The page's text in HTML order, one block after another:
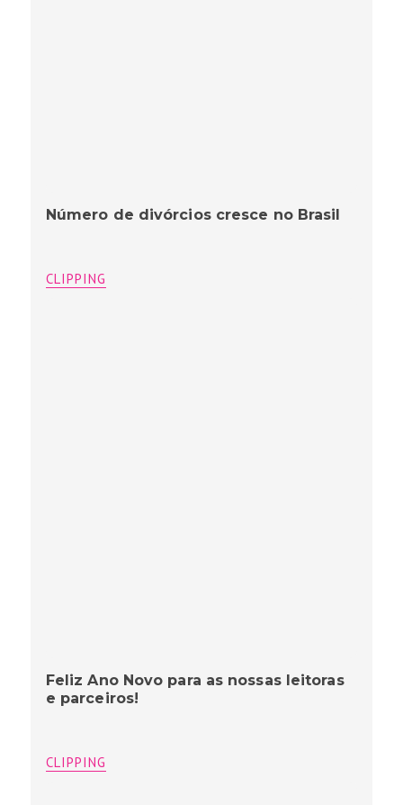
Número de divórcios cresce no Brasil
CLIPPING
Feliz Ano Novo para as nossas leitoras
e parceiros!
CLIPPING